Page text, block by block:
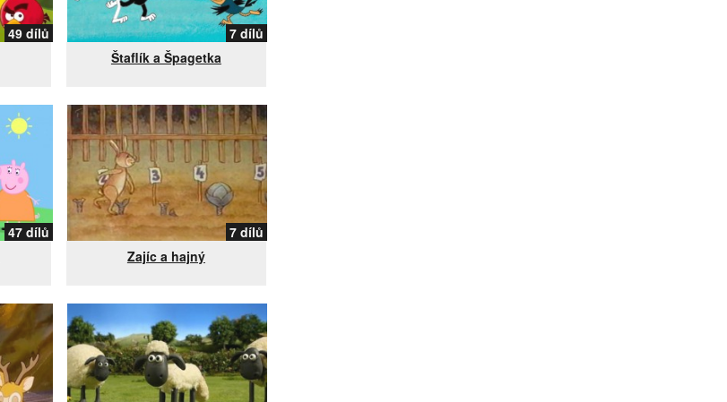
49 dílů
7 dílů
Štaflík a Špagetka
47 dílů
7 dílů
Zajíc a hajný